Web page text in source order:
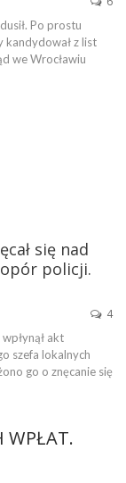
Po prostu
kandydował z list
we Wrocławiu
się nad
policji.
4
akt
szefa lokalnych
go o znęcanie się
WPŁAT.